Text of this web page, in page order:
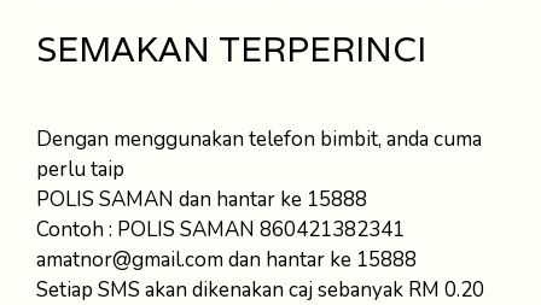
SEMAKAN TERPERINCI
Dengan menggunakan telefon bimbit, anda cuma
perlu taip
POLIS SAMAN dan hantar ke 15888
Contoh : POLIS SAMAN 860421382341
amatnor@gmail.com dan hantar ke 15888
Setiap SMS akan dikenakan caj sebanyak RM 0.20